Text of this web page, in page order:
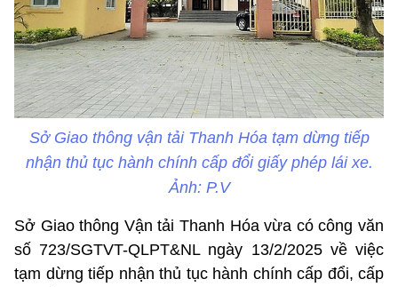
Sở Giao thông vận tải Thanh Hóa tạm dừng tiếp
nhận thủ tục hành chính cấp đổi giấy phép lái xe.
Ảnh: P.V
Sở Giao thông Vận tải Thanh Hóa vừa có công văn
số 723/SGTVT-QLPT&NL ngày 13/2/2025 về việc
tạm dừng tiếp nhận thủ tục hành chính cấp đổi, cấp